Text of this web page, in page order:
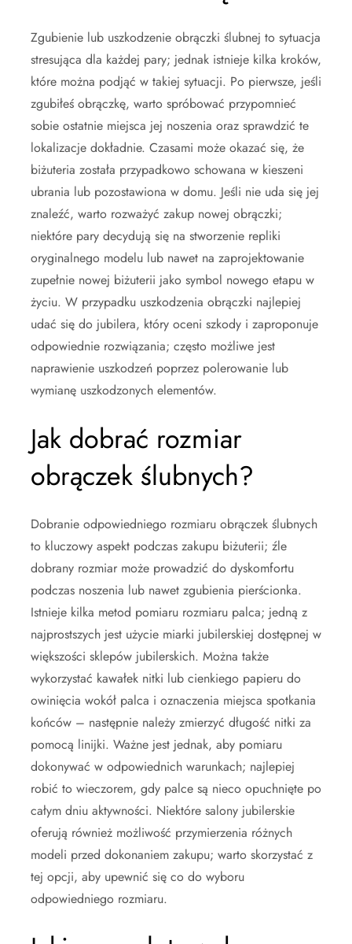
Zgubienie lub uszkodzenie obrączki ślubnej to sytuacja
stresująca dla każdej pary; jednak istnieje kilka kroków,
które można podjąć w takiej sytuacji. Po pierwsze, jeśli
zgubiłeś obrączkę, warto spróbować przypomnieć
sobie ostatnie miejsca jej noszenia oraz sprawdzić te
lokalizacje dokładnie. Czasami może okazać się, że
biżuteria została przypadkowo schowana w kieszeni
ubrania lub pozostawiona w domu. Jeśli nie uda się jej
znaleźć, warto rozważyć zakup nowej obrączki;
niektóre pary decydują się na stworzenie repliki
oryginalnego modelu lub nawet na zaprojektowanie
zupełnie nowej biżuterii jako symbol nowego etapu w
życiu. W przypadku uszkodzenia obrączki najlepiej
udać się do jubilera, który oceni szkody i zaproponuje
odpowiednie rozwiązania; często możliwe jest
naprawienie uszkodzeń poprzez polerowanie lub
wymianę uszkodzonych elementów.
Jak dobrać rozmiar
obrączek ślubnych?
Dobranie odpowiedniego rozmiaru obrączek ślubnych
to kluczowy aspekt podczas zakupu biżuterii; źle
dobrany rozmiar może prowadzić do dyskomfortu
podczas noszenia lub nawet zgubienia pierścionka.
Istnieje kilka metod pomiaru rozmiaru palca; jedną z
najprostszych jest użycie miarki jubilerskiej dostępnej w
większości sklepów jubilerskich. Można także
wykorzystać kawałek nitki lub cienkiego papieru do
owinięcia wokół palca i oznaczenia miejsca spotkania
końców – następnie należy zmierzyć długość nitki za
pomocą linijki. Ważne jest jednak, aby pomiaru
dokonywać w odpowiednich warunkach; najlepiej
robić to wieczorem, gdy palce są nieco opuchnięte po
całym dniu aktywności. Niektóre salony jubilerskie
oferują również możliwość przymierzenia różnych
modeli przed dokonaniem zakupu; warto skorzystać z
tej opcji, aby upewnić się co do wyboru
odpowiedniego rozmiaru.